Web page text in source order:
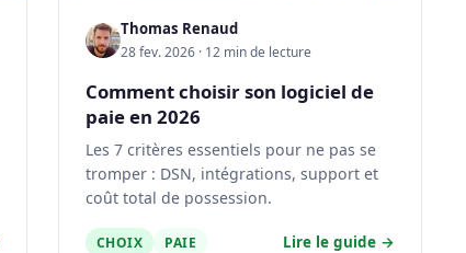
Thomas Renaud
28 fev. 2026 · 12 min de lecture
Comment choisir son logiciel de
paie en 2026
Les 7 critères essentiels pour ne pas se
tromper : DSN, intégrations, support et
coût total de possession.
CHOIX PAIE Lire le guide →